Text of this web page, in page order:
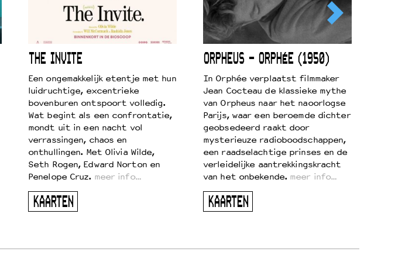
THE INVITE
Een ongemakkelijk etentje met hun
luidruchtige, excentrieke
bovenburen ontspoort volledig.
Wat begint als een confrontatie,
mondt uit in een nacht vol
verrassingen, chaos en
onthullingen. Met Olivia Wilde,
Seth Rogen, Edward Norton en
Penelope Cruz. meer info…
KAARTEN
ORPHEUS – ORPHÉE (1950)
In Orphée verplaatst filmmaker
Jean Cocteau de klassieke mythe
van Orpheus naar het naoorlogse
Parijs, waar een beroemde dichter
geobsedeerd raakt door
mysterieuze radioboodschappen,
een raadselachtige prinses en de
verleidelijke aantrekkingskracht
van het onbekende. meer info…
KAARTEN